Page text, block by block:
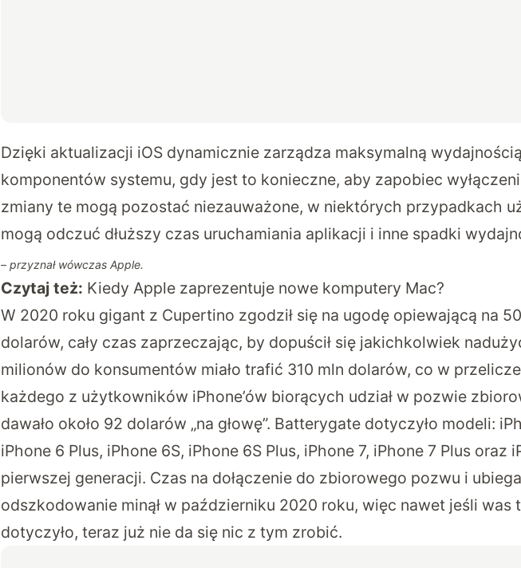
Dzięki aktualizacji iOS dynamicznie zarządza maksymalną
komponentów systemu, gdy jest to konieczne, aby zapobiec
zmiany te mogą pozostać niezauważone, w niektórych przypadkach
mogą odczuć dłuższy czas uruchamiania aplikacji i inne spadki
– przyznał wówczas Apple.
Czytaj też: Kiedy Apple zaprezentuje nowe komputery Mac?
W 2020 roku gigant z Cupertino zgodził się na ugodę opiewającą na
dolarów, cały czas zaprzeczając, by dopuścił się jakichkolwiek
milionów do konsumentów miało trafić 310 mln dolarów, co w
każdego z użytkowników iPhone’ów biorących udział w pozwie
dawało około 92 dolarów „na głowę”. Batterygate dotyczyło modeli:
iPhone 6 Plus, iPhone 6S, iPhone 6S Plus, iPhone 7, iPhone 7 Plus oraz
pierwszej generacji. Czas na dołączenie do zbiorowego pozwu i
odszkodowanie minął w październiku 2020 roku, więc nawet jeśli was
dotyczyło, teraz już nie da się nic z tym zrobić.